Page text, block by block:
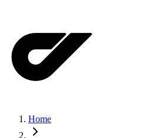
Home